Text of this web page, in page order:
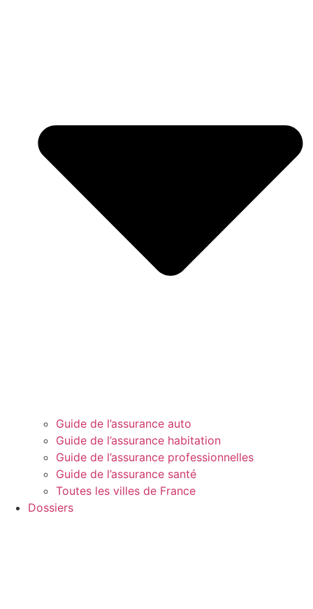
Guide de l’assurance auto
Guide de l’assurance habitation
Guide de l’assurance professionnelles
Guide de l’assurance santé
Toutes les villes de France
Dossiers